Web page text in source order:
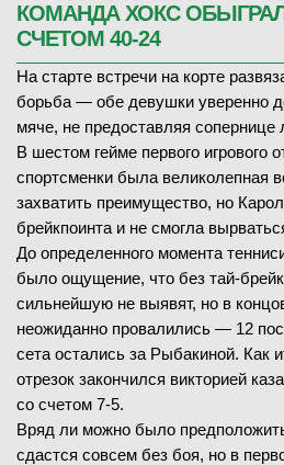
КОМАНДА ХОКС
СЧЕТОМ 40-24
На старте встречи на корте
борьба — обе девушки уверенно
мяче, не предоставляя
В шестом гейме первого игрового
спортсменки была великолепная
захватить преимущество, но
брейкпоинта и не смогла
До определенного момента
было ощущение, что без тай-
сильнейшую не выявят, но в
неожиданно провалились — 12
сета остались за Рыбакиной. Как
отрезок закончился викторией
со счетом 7-5.
Вряд ли можно было
сдастся совсем без боя, но в